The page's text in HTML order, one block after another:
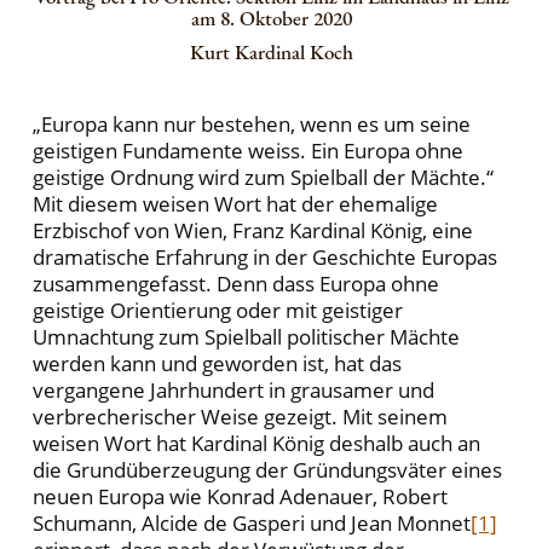
am 8. Oktober 2020
Kurt Kardinal Koch
„Europa kann nur bestehen, wenn es um seine
geistigen Fundamente weiss. Ein Europa ohne
geistige Ordnung wird zum Spielball der Mächte.“
Mit diesem weisen Wort hat der ehemalige
Erzbischof von Wien, Franz Kardinal König, eine
dramatische Erfahrung in der Geschichte Europas
zusammengefasst. Denn dass Europa ohne
geistige Orientierung oder mit geistiger
Umnachtung zum Spielball politischer Mächte
werden kann und geworden ist, hat das
vergangene Jahrhundert in grausamer und
verbrecherischer Weise gezeigt. Mit seinem
weisen Wort hat Kardinal König deshalb auch an
die Grundüberzeugung der Gründungsväter eines
neuen Europa wie Konrad Adenauer, Robert
Schumann, Alcide de Gasperi und Jean Monnet[1]